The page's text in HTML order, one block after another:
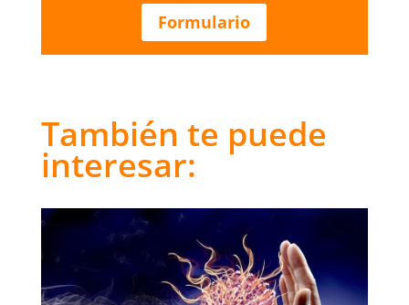
Formulario
También te puede
interesar: